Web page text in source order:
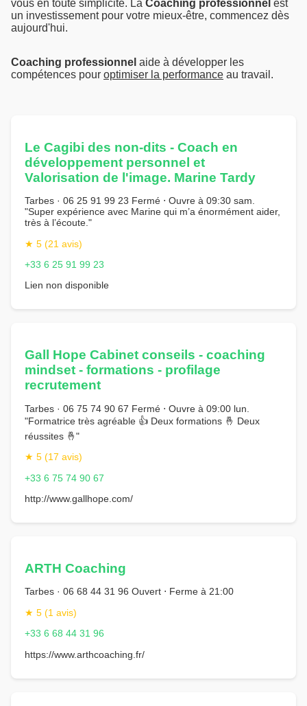
vous en toute simplicité. La Coaching professionnel est
un investissement pour votre mieux-être, commencez dès
aujourd'hui.
Coaching professionnel aide à développer les
compétences pour optimiser la performance au travail.
Le Cagibi des non-dits - Coach en
développement personnel et
Valorisation de l'image. Marine Tardy
Tarbes · 06 25 91 99 23 Fermé ⋅ Ouvre à 09:30 sam.
"Super expérience avec Marine qui m’a énormément aider,
très à l’écoute."
★ 5 (21 avis)
+33 6 25 91 99 23
Lien non disponible
Gall Hope Cabinet conseils - coaching
mindset - formations - profilage
recrutement
Tarbes · 06 75 74 90 67 Fermé ⋅ Ouvre à 09:00 lun.
"Formatrice très agréable 👍 Deux formations 🤞 Deux
réussites 🤞"
★ 5 (17 avis)
+33 6 75 74 90 67
http://www.gallhope.com/
ARTH Coaching
Tarbes · 06 68 44 31 96 Ouvert ⋅ Ferme à 21:00
★ 5 (1 avis)
+33 6 68 44 31 96
https://www.arthcoaching.fr/